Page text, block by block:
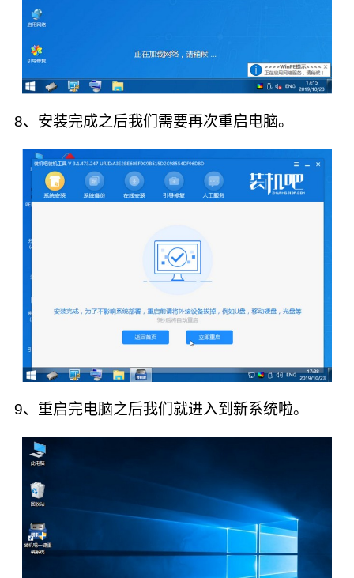
8、安装完成之后我们需要再次重启电脑。
9、重启完电脑之后我们就进入到新系统啦。